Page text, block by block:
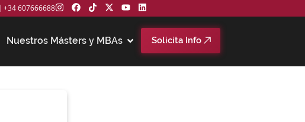
+34 607666688
Nuestros Másters y MBAs Solicita Info